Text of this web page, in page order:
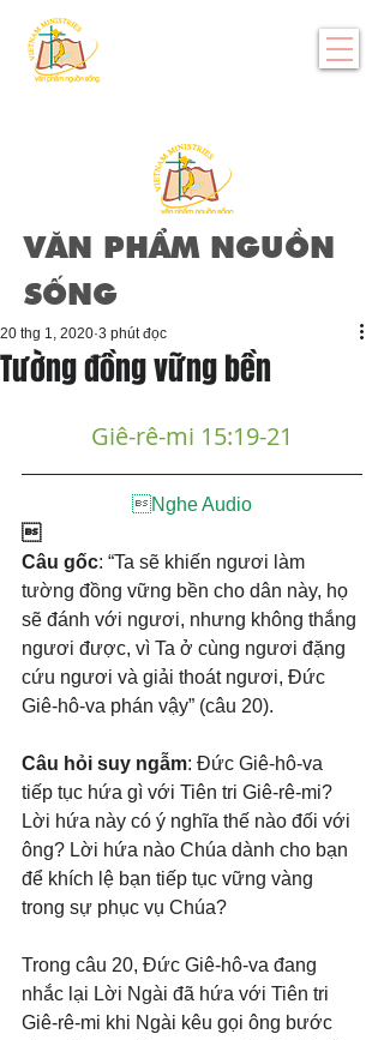
VĂN PHẨM NGUỒN
SỐNG
Tường đồng vững bền
20 thg 1, 2020 3 phút đọc
Giê-rê-mi 15:19-21
Nghe Audio

Câu gốc: “Ta sẽ khiến ngươi làm
tường đồng vững bền cho dân này, họ
sẽ đánh với ngươi, nhưng không thắng
ngươi được, vì Ta ở cùng ngươi đặng
cứu ngươi và giải thoát ngươi, Đức
Giê-hô-va phán vậy” (câu 20).
Câu hỏi suy ngẫm: Đức Giê-hô-va
tiếp tục hứa gì với Tiên tri Giê-rê-mi?
Lời hứa này có ý nghĩa thế nào đối với
ông? Lời hứa nào Chúa dành cho bạn
để khích lệ bạn tiếp tục vững vàng
trong sự phục vụ Chúa?
Trong câu 20, Đức Giê-hô-va đang
nhắc lại Lời Ngài đã hứa với Tiên tri
Giê-rê-mi khi Ngài kêu gọi ông bước